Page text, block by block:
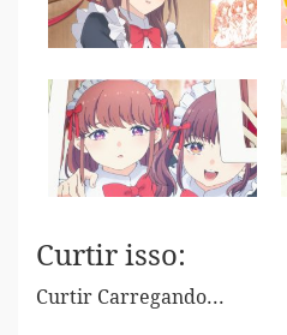
Curtir isso:
Curtir Carregando...